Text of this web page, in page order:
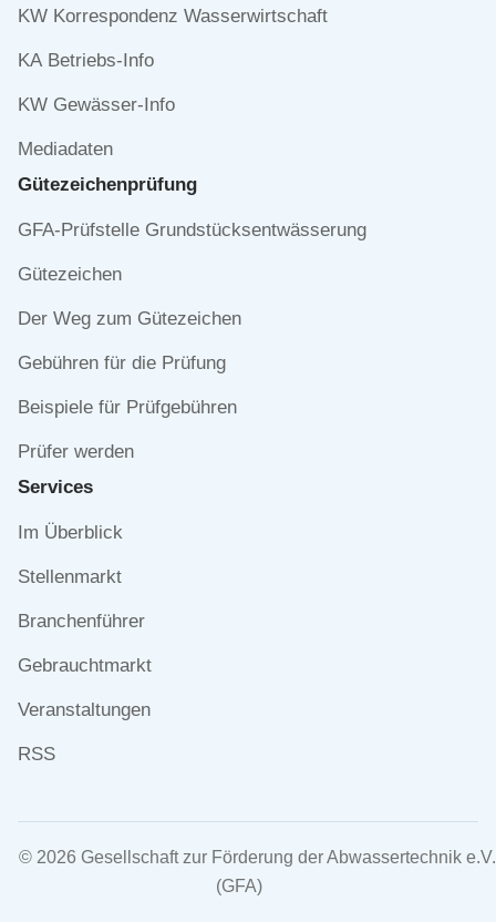
KW Korrespondenz Wasserwirtschaft
KA Betriebs-Info
KW Gewässer-Info
Mediadaten
Gütezeichen­prüfung
Navigation
GFA-Prüfstelle Grundstücksentwässerung
Gütezeichen
Der Weg zum Gütezeichen
Gebühren für die Prüfung
Beispiele für Prüfgebühren
Prüfer werden
Services
Navigation
Im Überblick
Stellenmarkt
Branchenführer
Gebrauchtmarkt
Veranstaltungen
RSS
© 2026 Gesellschaft zur Förderung der Abwassertechnik e.V.
(GFA)